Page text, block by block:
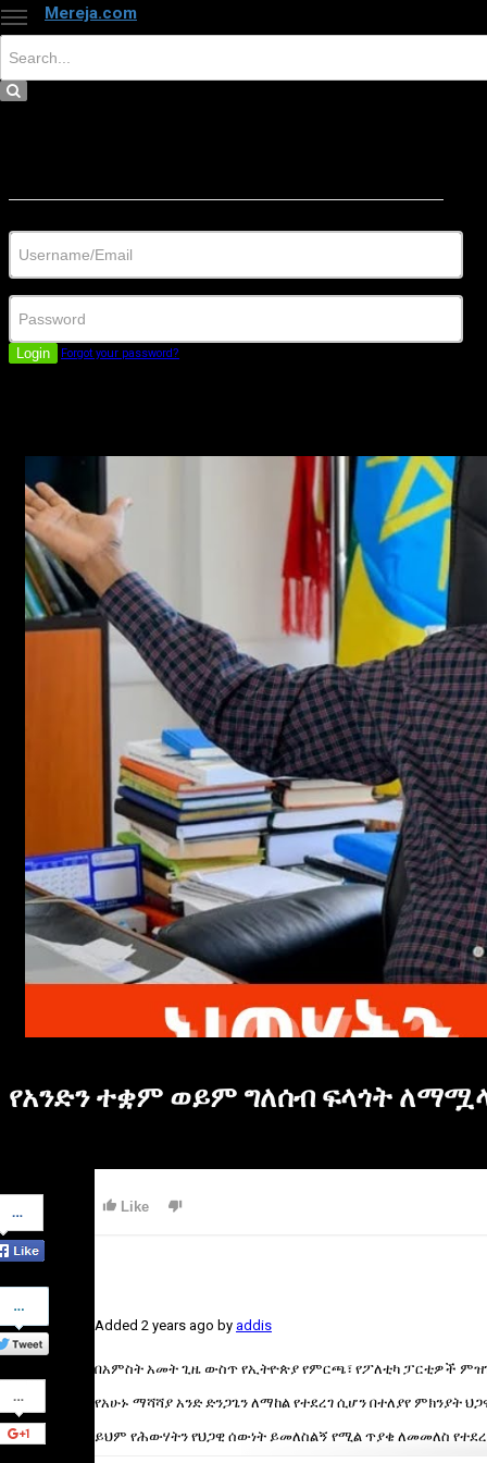
Mereja.com
Login Forgot your password?
የአንድን ተቋም ወይም ግለሰብ ፍላጎት
on
Facebook
Share
on
Twitter
Share
on
Google+
Like
Added 2 years ago by addis
በአምስት አመት ጊዜ ውስጥ የኢትዮጵያ የምርጫ፣ የፖለቲካ ፓርቲዎች
የአሁኑ ማሻሻያ አንድ ድንጋጌን ለማከል የተደረገ ሲሆን በተለያየ ምክንያት
ይህም የሕውሃትን የህጋዊ ሰውነት ይመለስልኝ የሚል ጥያቄ ለመመለስ